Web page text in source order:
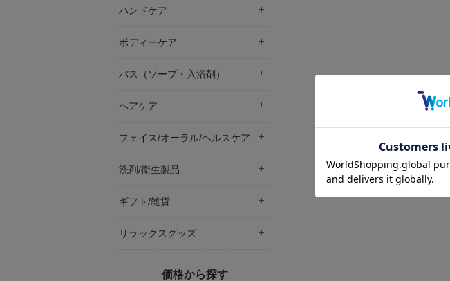
ハンドケア
ボディーケア
バス（ソープ・入浴剤）
ヘアケア
フェイス/オーラル/ヘルスケア
洗剤/衛生製品
ギフト/雑貨
リラックスグッズ
価格から探す